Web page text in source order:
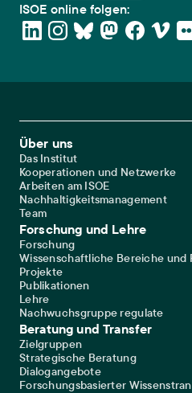
ISOE online folgen:
Footer Main Navigation
Über uns
Das Institut
Kooperationen und Netzwerke
Arbeiten am ISOE
Nachhaltigkeitsmanagement
Team
Forschung und Lehre
Forschung
Wissenschaftliche Bereiche und
Projekte
Publikationen
Lehre
Nachwuchsgruppe regulate
Beratung und Transfer
Zielgruppen
Strategische Beratung
Dialogangebote
Forschungsbasierter